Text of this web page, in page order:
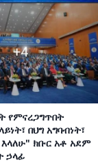
የምናረጋግጥበት
በህግ አግባብነት፣
ክቡር አቶ አደም
ኃላፊ